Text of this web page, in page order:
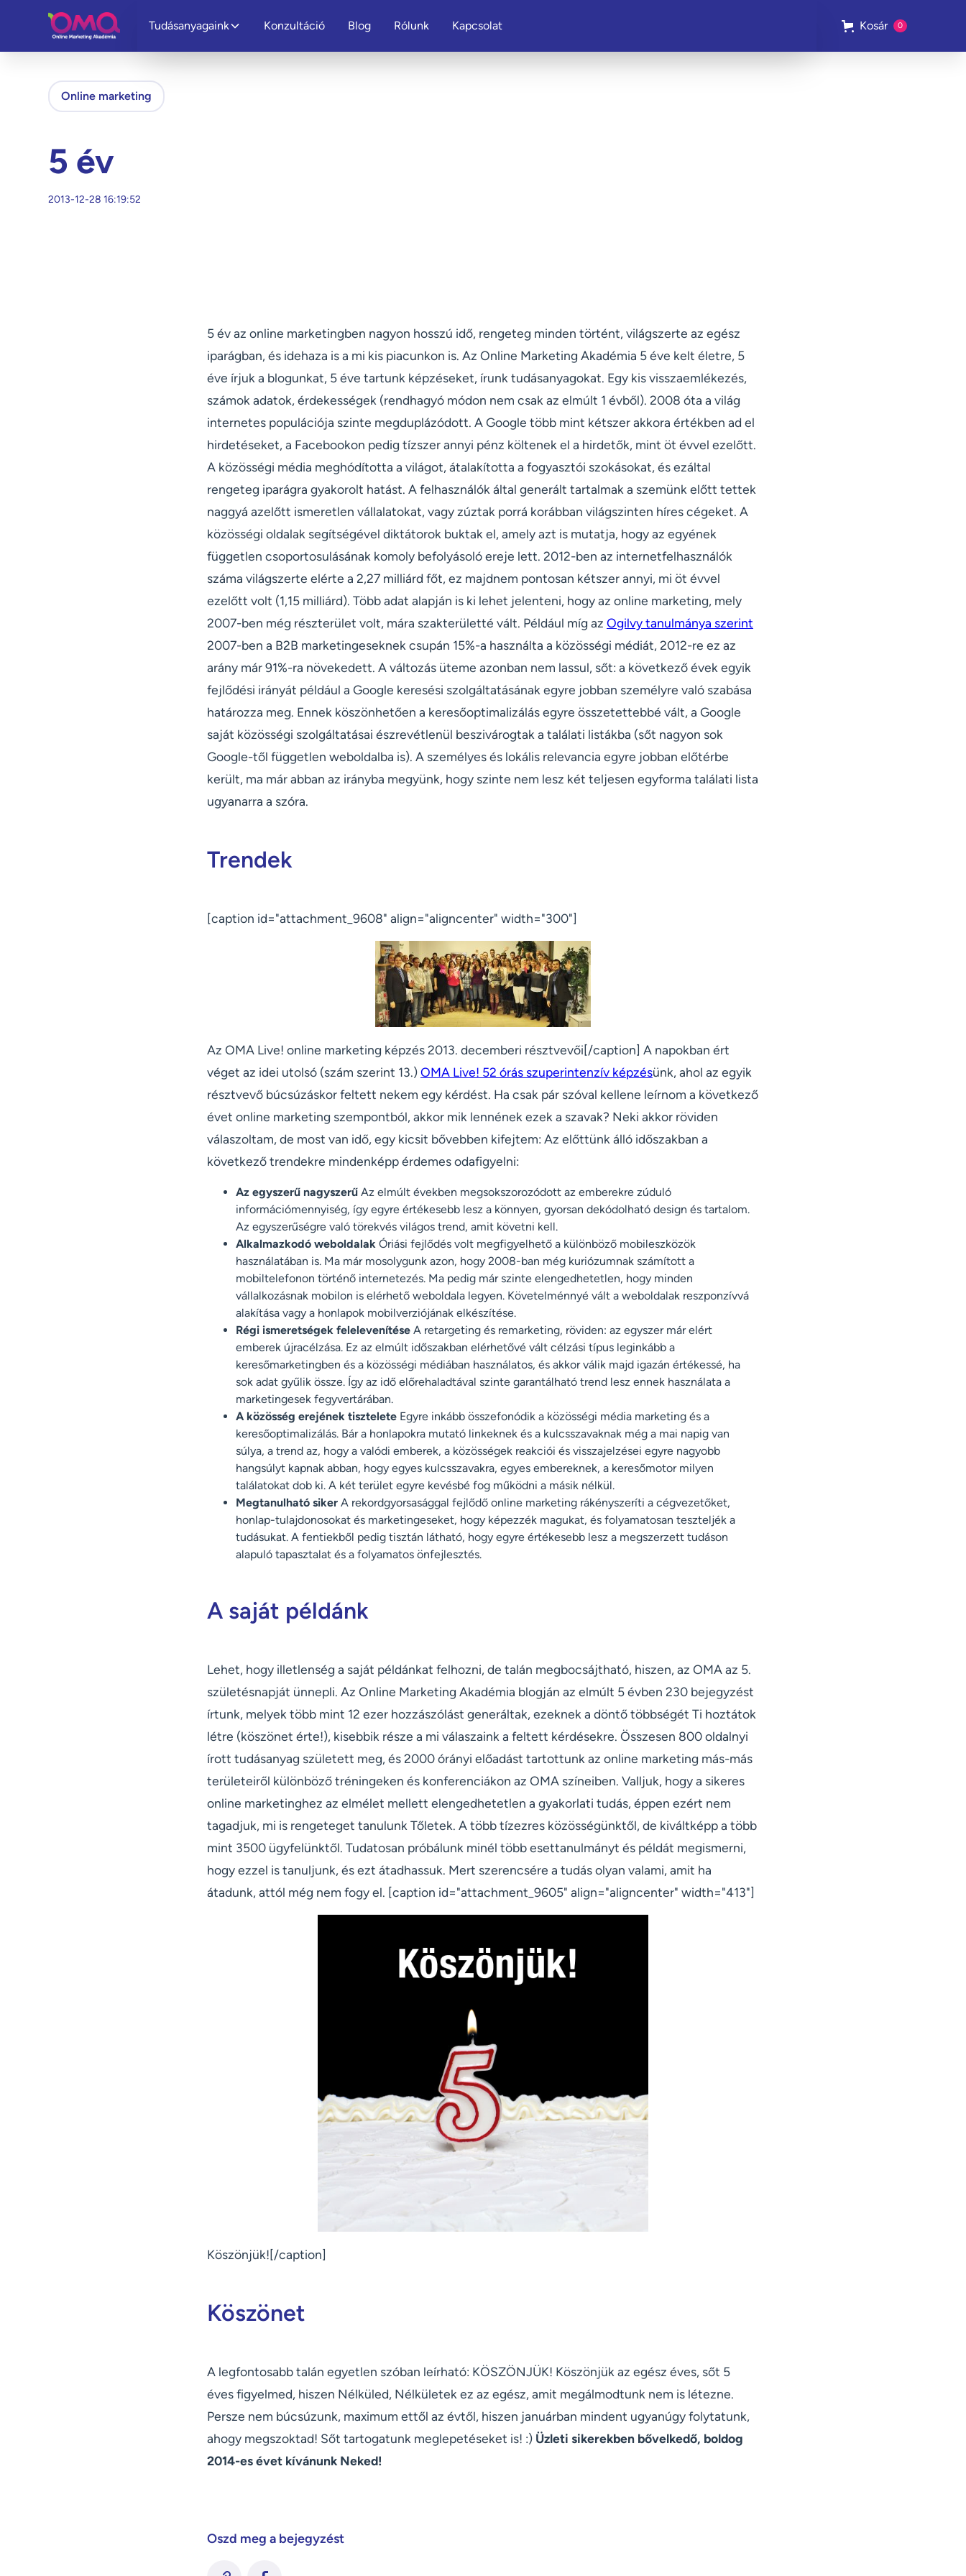
Tudásanyagaink Konzultáció Blog Rólunk Kapcsolat Kosár 0
Online marketing
5 év
2013-12-28 16:19:52
5 év az online marketingben nagyon hosszú idő, rengeteg minden történt, világszerte az egész
iparágban, és idehaza is a mi kis piacunkon is. Az Online Marketing Akadémia 5 éve kelt életre, 5
éve írjuk a blogunkat, 5 éve tartunk képzéseket, írunk tudásanyagokat. Egy kis visszaemlékezés,
számok adatok, érdekességek (rendhagyó módon nem csak az elmúlt 1 évből). 2008 óta a világ
internetes populációja szinte megduplázódott. A Google több mint kétszer akkora értékben ad el
hirdetéseket, a Facebookon pedig tízszer annyi pénz költenek el a hirdetők, mint öt évvel ezelőtt.
A közösségi média meghódította a világot, átalakította a fogyasztói szokásokat, és ezáltal
rengeteg iparágra gyakorolt hatást. A felhasználók által generált tartalmak a szemünk előtt tettek
naggyá azelőtt ismeretlen vállalatokat, vagy zúztak porrá korábban világszinten híres cégeket. A
közösségi oldalak segítségével diktátorok buktak el, amely azt is mutatja, hogy az egyének
független csoportosulásának komoly befolyásoló ereje lett. 2012-ben az internetfelhasználók
száma világszerte elérte a 2,27 milliárd főt, ez majdnem pontosan kétszer annyi, mi öt évvel
ezelőtt volt (1,15 milliárd). Több adat alapján is ki lehet jelenteni, hogy az online marketing, mely
2007-ben még részterület volt, mára szakterületté vált. Például míg az Ogilvy tanulmánya szerint
2007-ben a B2B marketingeseknek csupán 15%-a használta a közösségi médiát, 2012-re ez az
arány már 91%-ra növekedett. A változás üteme azonban nem lassul, sőt: a következő évek egyik
fejlődési irányát például a Google keresési szolgáltatásának egyre jobban személyre való szabása
határozza meg. Ennek köszönhetően a keresőoptimalizálás egyre összetettebbé vált, a Google
saját közösségi szolgáltatásai észrevétlenül beszivárogtak a találati listákba (sőt nagyon sok
Google-től független weboldalba is). A személyes és lokális relevancia egyre jobban előtérbe
került, ma már abban az irányba megyünk, hogy szinte nem lesz két teljesen egyforma találati lista
ugyanarra a szóra.
Trendek
[caption id="attachment_9608" align="aligncenter" width="300"]
Az OMA Live! online marketing képzés 2013. decemberi résztvevői[/caption] A napokban ért
véget az idei utolsó (szám szerint 13.)OMA Live! 52 órás szuperintenzív képzésünk, ahol az egyik
résztvevő búcsúzáskor feltett nekem egy kérdést. Ha csak pár szóval kellene leírnom a következő
évet online marketing szempontból, akkor mik lennének ezek a szavak? Neki akkor röviden
válaszoltam, de most van idő, egy kicsit bővebben kifejtem: Az előttünk álló időszakban a
következő trendekre mindenképp érdemes odafigyelni:
Az egyszerű nagyszerű Az elmúlt években megsokszorozódott az emberekre zúduló
információmennyiség, így egyre értékesebb lesz a könnyen, gyorsan dekódolható design és tartalom.
Az egyszerűségre való törekvés világos trend, amit követni kell.
Alkalmazkodó weboldalak Óriási fejlődés volt megfigyelhető a különböző mobileszközök
használatában is. Ma már mosolygunk azon, hogy 2008-ban még kuriózumnak számított a
mobiltelefonon történő internetezés. Ma pedig már szinte elengedhetetlen, hogy minden
vállalkozásnak mobilon is elérhető weboldala legyen. Követelménnyé vált a weboldalak reszponzívvá
alakítása vagy a honlapok mobilverziójának elkészítése.
Régi ismeretségek felelevenítése A retargeting és remarketing, röviden: az egyszer már elért
emberek újracélzása. Ez az elmúlt időszakban elérhetővé vált célzási típus leginkább a
keresőmarketingben és a közösségi médiában használatos, és akkor válik majd igazán értékessé, ha
sok adat gyűlik össze. Így az idő előrehaladtával szinte garantálható trend lesz ennek használata a
marketingesek fegyvertárában.
A közösség erejének tisztelete Egyre inkább összefonódik a közösségi média marketing és a
keresőoptimalizálás. Bár a honlapokra mutató linkeknek és a kulcsszavaknak még a mai napig van
súlya, a trend az, hogy a valódi emberek, a közösségek reakciói és visszajelzései egyre nagyobb
hangsúlyt kapnak abban, hogy egyes kulcsszavakra, egyes embereknek, a keresőmotor milyen
találatokat dob ki. A két terület egyre kevésbé fog működni a másik nélkül.
Megtanulható siker A rekordgyorsasággal fejlődő online marketing rákényszeríti a cégvezetőket,
honlap-tulajdonosokat és marketingeseket, hogy képezzék magukat, és folyamatosan teszteljék a
tudásukat. A fentiekből pedig tisztán látható, hogy egyre értékesebb lesz a megszerzett tudáson
alapuló tapasztalat és a folyamatos önfejlesztés.
A saját példánk
Lehet, hogy illetlenség a saját példánkat felhozni, de talán megbocsájtható, hiszen, az OMA az 5.
születésnapját ünnepli. Az Online Marketing Akadémia blogján az elmúlt 5 évben 230 bejegyzést
írtunk, melyek több mint 12 ezer hozzászólást generáltak, ezeknek a döntő többségét Ti hoztátok
létre (köszönet érte!), kisebbik része a mi válaszaink a feltett kérdésekre. Összesen 800 oldalnyi
írott tudásanyag született meg, és 2000 órányi előadást tartottunk az online marketing más-más
területeiről különböző tréningeken és konferenciákon az OMA színeiben. Valljuk, hogy a sikeres
online marketinghez az elmélet mellett elengedhetetlen a gyakorlati tudás, éppen ezért nem
tagadjuk, mi is rengeteget tanulunk Tőletek. A több tízezres közösségünktől, de kiváltképp a több
mint 3500 ügyfelünktől. Tudatosan próbálunk minél több esettanulmányt és példát megismerni,
hogy ezzel is tanuljunk, és ezt átadhassuk. Mert szerencsére a tudás olyan valami, amit ha
átadunk, attól még nem fogy el. [caption id="attachment_9605" align="aligncenter" width="413"]
Köszönjük![/caption]
Köszönet
A legfontosabb talán egyetlen szóban leírható: KÖSZÖNJÜK! Köszönjük az egész éves, sőt 5
éves figyelmed, hiszen Nélküled, Nélkületek ez az egész, amit megálmodtunk nem is létezne.
Persze nem búcsúzunk, maximum ettől az évtől, hiszen januárban mindent ugyanúgy folytatunk,
ahogy megszoktad! Sőt tartogatunk meglepetéseket is! :) Üzleti sikerekben bővelkedő, boldog
2014-es évet kívánunk Neked!
Oszd meg a bejegyzést